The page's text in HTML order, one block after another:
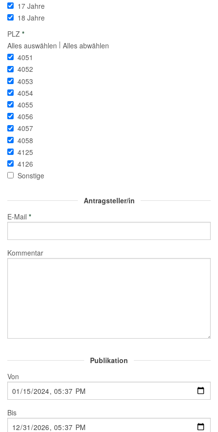
17 Jahre
18 Jahre
PLZ *
Alles auswählen | Alles abwählen
4051
4052
4053
4054
4055
4056
4057
4058
4125
4126
Sonstige
Antragsteller/in
E-Mail *
Kommentar
Publikation
Von
Bis